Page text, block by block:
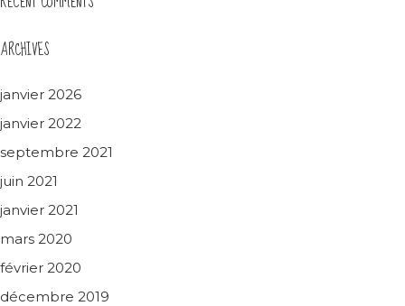
ARCHIVES
janvier 2026
janvier 2022
septembre 2021
juin 2021
janvier 2021
mars 2020
février 2020
décembre 2019